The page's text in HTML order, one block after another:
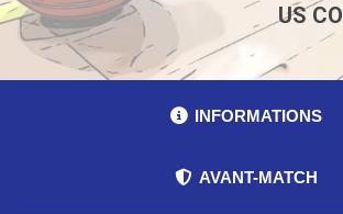
US
INFORMATIONS
AVANT-MATCH